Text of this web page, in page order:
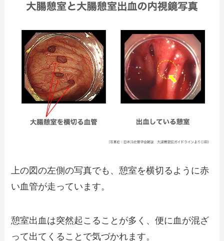
上の図の左側の写真でも、憩室を横切るように赤
い血管が走っています。
憩室出血は突然起こることが多く、便に血が混ざ
って出てくることで気づかれます。